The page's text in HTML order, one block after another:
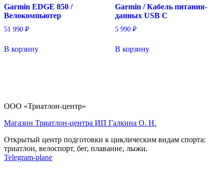
Garmin EDGE 850 /
Велокомпьютер
51 990 ₽
В корзину
Garmin / Кабель питания-
данных USB C
5 990 ₽
В корзину
ООО «Триатлон-центр»
Магазин Триатлон-центра ИП Галкина О. Н.
Открытый центр подготовки к циклическим видам спорта:
триатлон, велоспорт, бег, плавание, лыжи.
Telegram-plane